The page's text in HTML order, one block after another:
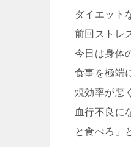
ダイエット
前回ストレ
今日は身体
食事を極端
焼効率が悪
血行不良に
と食べろ」